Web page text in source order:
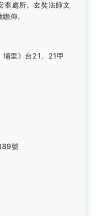
奉處所。玄奘法師文
仰。
埔里》台21、21甲
號